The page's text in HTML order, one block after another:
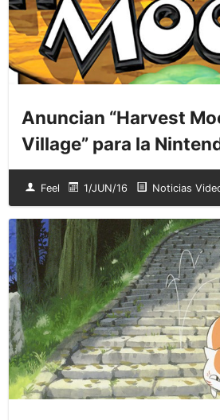
Anuncian “Harvest
Village” para la
Feel 1/JUN/16 Noticias